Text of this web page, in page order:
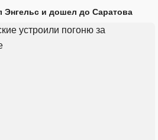
Энгельс и дошел до Саратова